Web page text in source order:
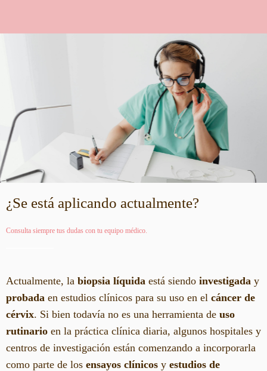
¿Se está aplicando actualmente?
Consulta siempre tus dudas con tu equipo médico.
Actualmente, la biopsia líquida está siendo investigada y
probada en estudios clínicos para su uso en el cáncer de
cérvix. Si bien todavía no es una herramienta de uso
rutinario en la práctica clínica diaria, algunos hospitales y
centros de investigación están comenzando a incorporarla
como parte de los ensayos clínicos y estudios de